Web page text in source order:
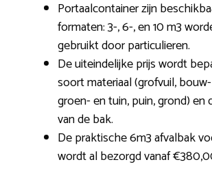
Portaalcontainer zijn
formaten: 3-, 6-, en 10 m3
gebruikt door particulieren.
De uiteindelijke prijs wordt
soort materiaal (grofvuil,
groen- en tuin, puin, grond) en
van de bak.
De praktische 6m3 afvalbak
wordt al bezorgd vanaf